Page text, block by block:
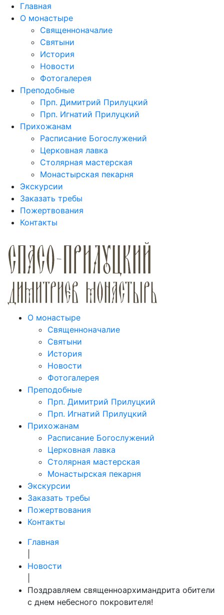
Главная
О монастыре
Священноначалие
Святыни
История
Новости
Фотогалерея
Преподобные
Прп. Димитрий Прилуцкий
Прп. Игнатий Прилуцкий
Прихожанам
Расписание Богослужений
Церковная лавка
Столярная мастерская
Монастырская пекарня
Экскурсии
Заказать требы
Пожертвования
Контакты
О монастыре
Священноначалие
Святыни
История
Новости
Фотогалерея
Преподобные
Прп. Димитрий Прилуцкий
Прп. Игнатий Прилуцкий
Прихожанам
Расписание Богослужений
Церковная лавка
Столярная мастерская
Монастырская пекарня
Экскурсии
Заказать требы
Пожертвования
Контакты
Главная
Новости
Поздравляем священноархимандрита обители
с днем небесного покровителя!